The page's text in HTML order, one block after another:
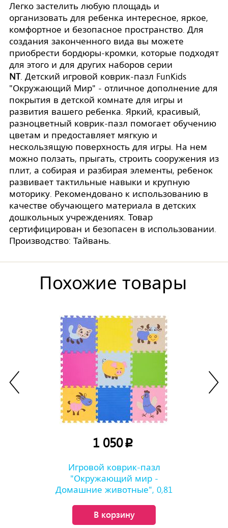
Легко застелить любую площадь и
организовать для ребенка интересное, яркое,
комфортное и безопасное пространство. Для
создания законченного вида вы можете
приобрести бордюры-кромки, которые подходят
для этого и для других наборов серии
NT. Детский игровой коврик-пазл FunKids
"Окружающий Мир" - отличное дополнение для
покрытия в детской комнате для игры и
развития вашего ребенка. Яркий, красивый,
разноцветный коврик-пазл помогает обучению
цветам и предоставляет мягкую и
нескользящую поверхность для игры. На нем
можно ползать, прыгать, строить сооружения из
плит, а собирая и разбирая элементы, ребенок
развивает тактильные навыки и крупную
моторику. Рекомендовано к использованию в
качестве обучающего материала в детских
дошкольных учреждениях. Товар
сертифицирован и безопасен в использовании.
Производство: Тайвань.
Похожие товары
1 050p
Игровой коврик-пазл
"Окружающий мир -
Домашние животные", 0,81
В корзину